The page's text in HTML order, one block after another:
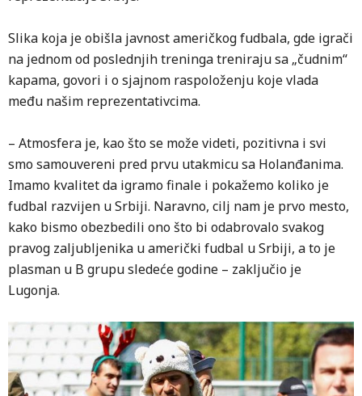
Slika koja je obišla javnost američkog fudbala, gde igrači
na jednom od poslednjih treninga treniraju sa „čudnim“
kapama, govori i o sjajnom raspoloženju koje vlada
među našim reprezentativcima.
– Atmosfera je, kao što se može videti, pozitivna i svi
smo samouvereni pred prvu utakmicu sa Holanđanima.
Imamo kvalitet da igramo finale i pokažemo koliko je
fudbal razvijen u Srbiji. Naravno, cilj nam je prvo mesto,
kako bismo obezbedili ono što bi odabrovalo svakog
pravog zaljubljenika u američki fudbal u Srbiji, a to je
plasman u B grupu sledeće godine – zaključio je
Lugonja.